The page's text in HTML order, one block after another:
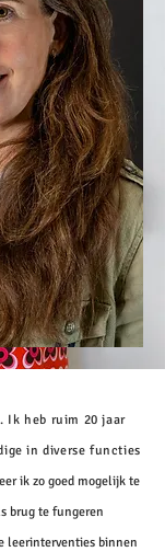
Ik heb ruim 20 jaar
in diverse functies
ik zo goed mogelijk te
brug te fungeren
leerinterventies binnen